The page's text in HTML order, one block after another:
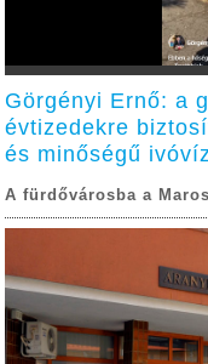
Görgényi Ernő: a
évtizedekre
és minőségű
A fürdővárosba a